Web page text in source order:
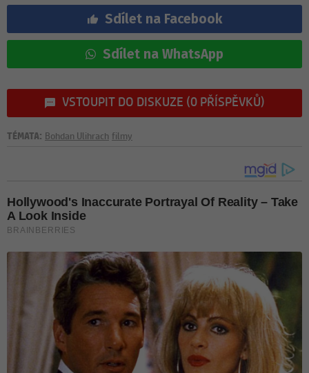
Sdílet na Facebook
Sdílet na WhatsApp
VSTOUPIT DO DISKUZE (0 PŘÍSPĚVKŮ)
TÉMATA: Bohdan Ulihrach filmy